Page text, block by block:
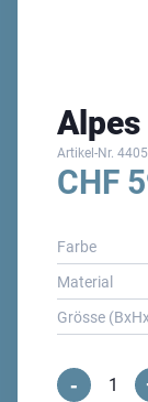
Artikel-Nr.
CHF
Farbe
Material
Grösse
-
Alpes